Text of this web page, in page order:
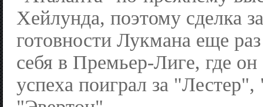
Хейлунда, поэтому сделка
готовности Лукмана еще
себя в Премьер-Лиге, где он
успеха поиграл за